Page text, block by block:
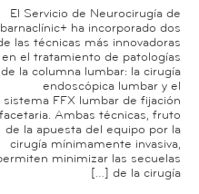
El Servicio de Neurocirugía de
barnaclínic+ ha incorporado dos
las técnicas más innovadoras
en el tratamiento de patologías
de la columna lumbar: la cirugía
endoscópica lumbar y el
sistema FFX lumbar de fijación
facetaria. Ambas técnicas, fruto
de la apuesta del equipo por la
cirugía mínimamente invasiva,
minimizar las secuelas
de la cirugía […]